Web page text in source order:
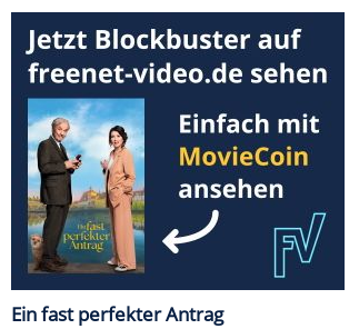
Ein fast perfekter Antrag